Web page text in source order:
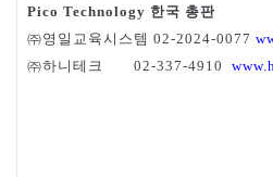
Pico Technology 한국 총판
㈜영일교육시스템 02-2024-0077
㈜하니테크 02-337-4910